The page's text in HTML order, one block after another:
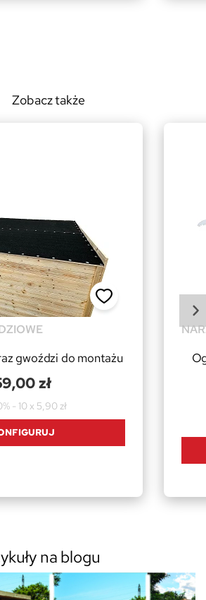
Zobacz także
gwoździ do montażu
zł
- 10 x 5,90 zł
na blogu